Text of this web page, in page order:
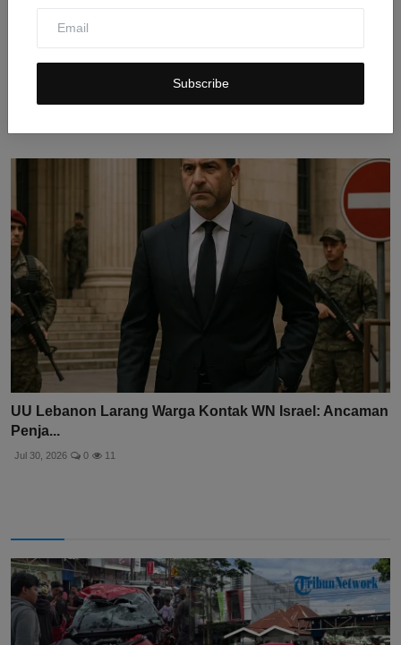
Subscribe
Iran Serang Satelit dan Gudang Militer AS di Bandara
Ku...
UU Lebanon Larang Warga Kontak WN Israel: Ancaman
Penja...
Jul 30, 2026 0 11